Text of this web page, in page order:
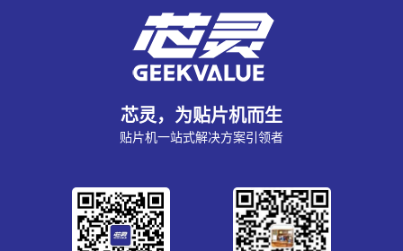
芯灵，为贴片机而生
贴片机一站式解决方案引领者